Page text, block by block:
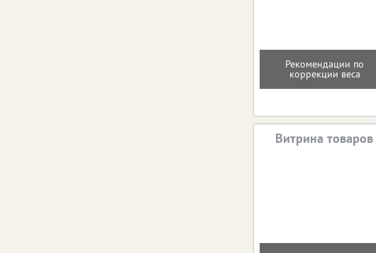
Рекомендации по
коррекции веса
Витрина товаров